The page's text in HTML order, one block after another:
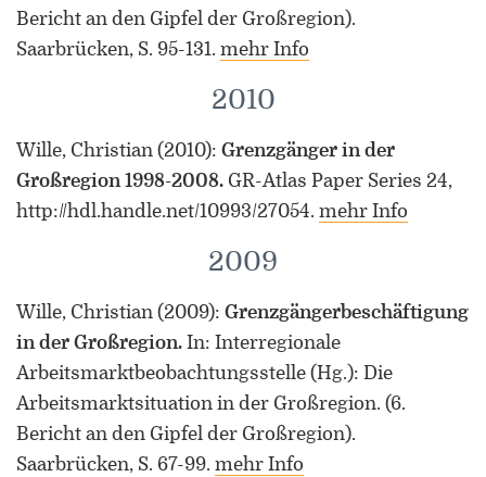
Bericht an den Gipfel der Großregion).
Saarbrücken, S. 95-131. mehr Info
2010
Wille, Christian (2010): Grenzgänger in der
Großregion 1998-2008. GR-Atlas Paper Series 24,
http://hdl.handle.net/10993/27054. mehr Info
2009
Wille, Christian (2009): Grenzgängerbeschäftigung
in der Großregion. In: Interregionale
Arbeitsmarktbeobachtungsstelle (Hg.): Die
Arbeitsmarktsituation in der Großregion. (6.
Bericht an den Gipfel der Großregion).
Saarbrücken, S. 67-99. mehr Info